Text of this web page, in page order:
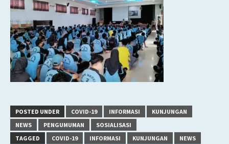
POSTED UNDER COVID-19 INFORMASI
KUNJUNGAN
NEWS
PENGUMUMAN
SOSIALISASI
TAGGED
COVID-19 INFORMASI KUNJUNGAN
NEWS